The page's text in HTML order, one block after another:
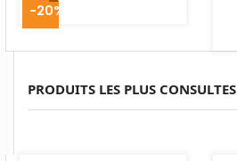
PRODUITS LES PLUS CONSULTES
-20%